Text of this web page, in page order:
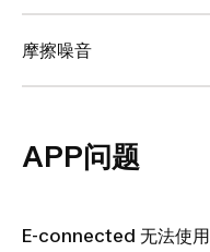
摩擦噪音
APP问题
E-connected 无法使用